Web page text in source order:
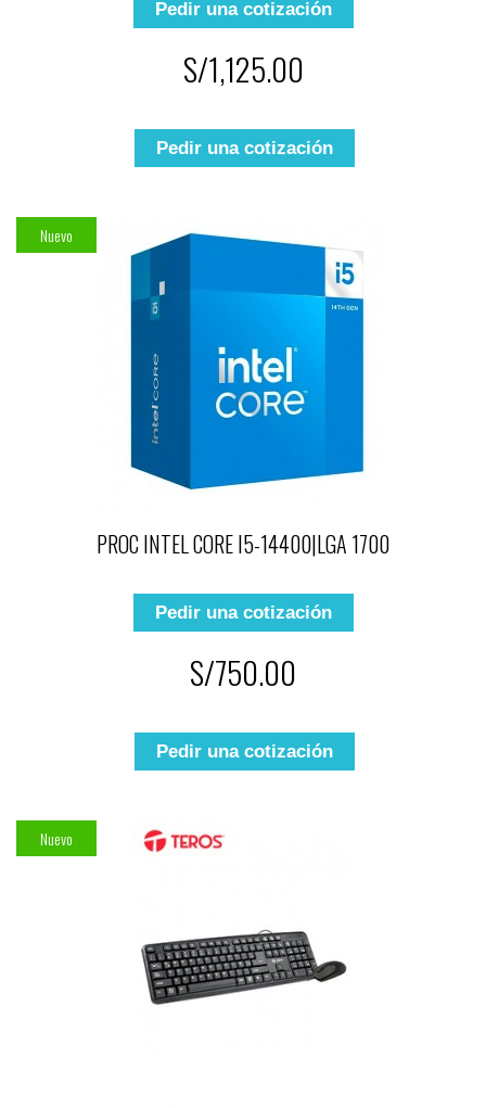
Pedir una cotización
S/1,125.00
Pedir una cotización
Nuevo
PROC INTEL CORE I5-14400|LGA 1700
Pedir una cotización
S/750.00
Pedir una cotización
Nuevo